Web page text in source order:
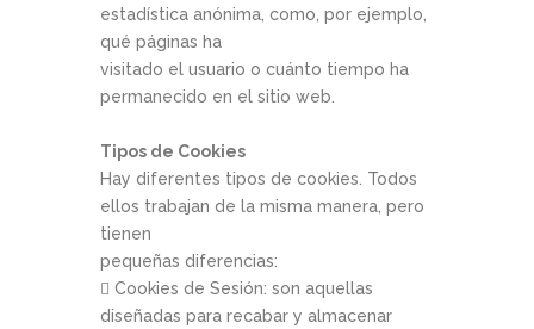
estadística anónima, como, por ejemplo,
qué páginas ha
visitado el usuario o cuánto tiempo ha
permanecido en el sitio web.
Tipos de Cookies
Hay diferentes tipos de cookies. Todos
ellos trabajan de la misma manera, pero
tienen
pequeñas diferencias:
 Cookies de Sesión: son aquellas
diseñadas para recabar y almacenar